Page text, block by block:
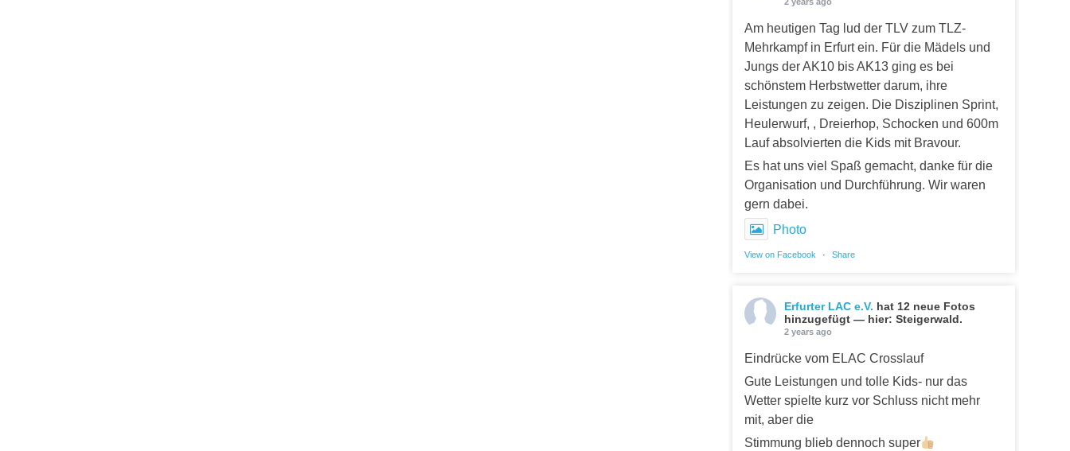
Am heutigen Tag lud der TLV zum TLZ-
Mehrkampf in Erfurt ein. Für die Mädels und
Jungs der AK10 bis AK13 ging es bei
schönstem Herbstwetter darum, ihre
Leistungen zu zeigen. Die Disziplinen Sprint,
Heulerwurf, , Dreierhop, Schocken und 600m
Lauf absolvierten die Kids mit Bravour.
Es hat uns viel Spaß gemacht, danke für die
Organisation und Durchführung. Wir waren
gern dabei.
Photo
View on Facebook · Share
Erfurter LAC e.V. hat 12 neue Fotos
hinzugefügt — hier: Steigerwald.
2 years ago
Eindrücke vom ELAC Crosslauf
Gute Leistungen und tolle Kids- nur das
Wetter spielte kurz vor Schluss nicht mehr
mit, aber die
Stimmung blieb dennoch super